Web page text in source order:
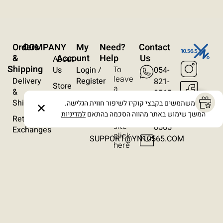
?Need
Help
To
leave
a
message
on
the
site
click
here
Contact
Us
054-
821-
0565
054-
821-
0565​
SUPPORT@YN10565.COM
Orders
&
Shipping
Delivery
&
Shipping
Returns /
Exchanges
My
Account
Login /
Register
Wishlist
Orders
COMPANY
About
Us
Store
Locations
Contact
אנו משתמשים בקבצי קוקיז לשיפור חווית הגלישה.
המשך שימוש באתר מהווה הסכמה בהתאםלמדיניות ✕
סרגל קריאה
הסתרת תמונות